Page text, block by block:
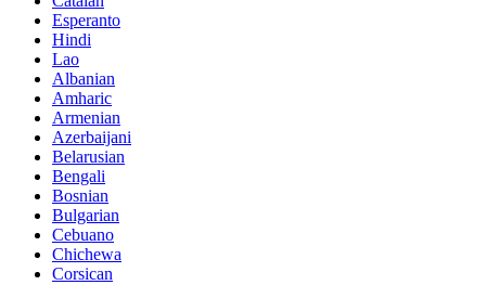
Esperanto
Hindi
Lao
Albanian
Amharic
Armenian
Azerbaijani
Belarusian
Bengali
Bosnian
Bulgarian
Cebuano
Chichewa
Corsican